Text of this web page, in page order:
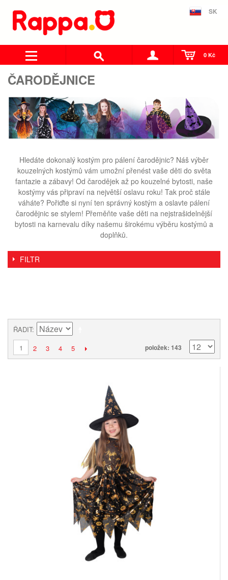
SK
0 Kč
ČARODĚJNICE
Hledáte dokonalý kostým pro pálení čarodějnic? Náš výběr
kouzelných kostýmů vám umožní přenést vaše děti do světa
fantazie a zábavy! Od čarodějek až po kouzelné bytosti, naše
kostýmy vás připraví na největší oslavu roku! Tak proč stále
váháte? Pořiďte si nyní ten správný kostým a oslavte pálení
čarodějnic se stylem! Přeměňte vaše děti na nejstrašidelnější
bytosti na karnevalu díky našemu širokému výběru kostýmů a
doplňků.
FILTR
ŘADIT
položek: 143
1 2 3 4 5